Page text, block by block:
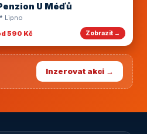
U Méďů
Lipno
590 Kč
Zobrazit →
Inzerovat akci →